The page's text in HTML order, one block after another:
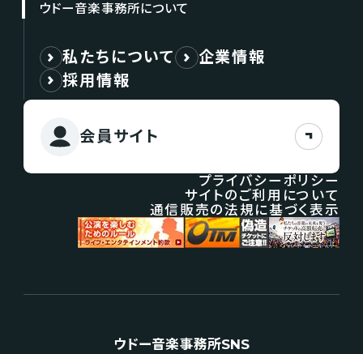
ウドー音楽事務所について
私たちについて
企業情報
採用情報
会員サイト
プライバシーポリシー
サイトのご利用について
通信販売の法規に基づく表示
ウドー音楽事務所SNS